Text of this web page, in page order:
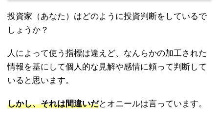
投資家（あなた）はどのように投資判断をしているで
しょうか？
人によって使う指標は違えど、なんらかの加工された
情報を基にして個人的な見解や感情に頼って判断して
いると思います。
しかし、それは間違いだとオニールは言っています。